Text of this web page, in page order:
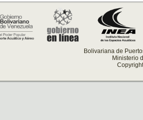
Bolivariana de
Ministerio